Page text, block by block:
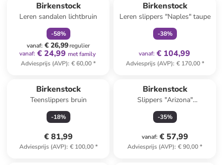
Birkenstock
Leren sandalen lichtbruin
-58%
vanaf: € 26,99regulier
vanaf: € 24,99 met family
Adviesprijs (AVP): € 60,00*
Birkenstock
Leren slippers "Naples" taupe
-38%
vanaf: € 104,99
Adviesprijs (AVP): € 170,00*
Birkenstock
Teenslippers bruin
-18%
€ 81,99
Adviesprijs (AVP): € 100,00*
Birkenstock
Slippers "Arizona"
donkerblauw - wijdte S
-35%
vanaf: € 57,99
Adviesprijs (AVP): € 90,00*